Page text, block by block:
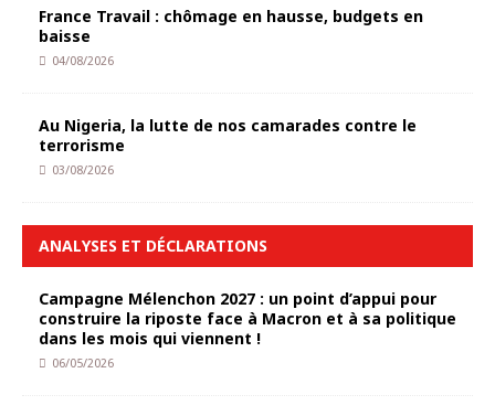
France Travail : chômage en hausse, budgets en
baisse
04/08/2026
Au Nigeria, la lutte de nos camarades contre le
terrorisme
03/08/2026
ANALYSES ET DÉCLARATIONS
Campagne Mélenchon 2027 : un point d’appui pour
construire la riposte face à Macron et à sa politique
dans les mois qui viennent !
06/05/2026